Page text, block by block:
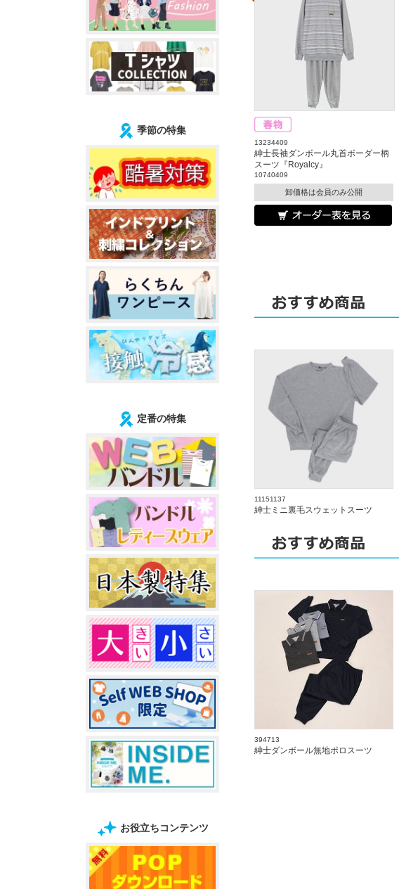
13234409
紳士長袖ダンボール丸首ボーダー柄
スーツ『Royalcy』
10740409
卸価格は会員のみ公開
11151137
紳士ミニ裏毛スウェットスーツ
394713
紳士ダンボール無地ポロスーツ
季節の特集
定番の特集
お役立ちコンテンツ